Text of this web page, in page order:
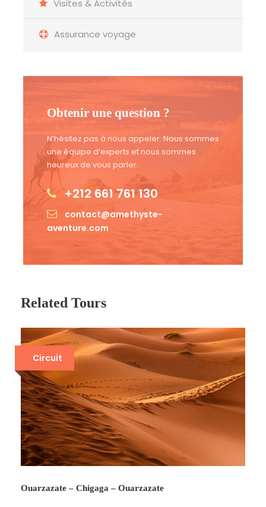
Visites & Activités
Assurance voyage
Obtenir une question ?
N’hésitez pas à nous appeler. Nous sommes
une équipe d’experts et nous sommes
heureux de vous parler.
+212 661 761 130
contact@amethyste-
aventure.com
Related Tours
Circuit
Ouarzazate – Chigaga – Ouarzazate